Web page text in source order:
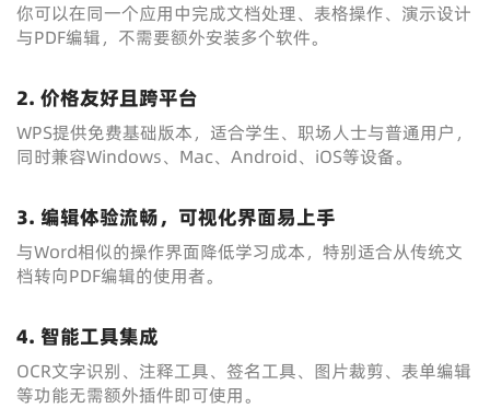
你可以在同一个应用中完成文档处理、表格操作、演示设计
与PDF编辑，不需要额外安装多个软件。
2. 价格友好且跨平台
WPS提供免费基础版本，适合学生、职场人士与普通用户，
同时兼容Windows、Mac、Android、iOS等设备。
3. 编辑体验流畅，可视化界面易上手
与Word相似的操作界面降低学习成本，特别适合从传统文
档转向PDF编辑的使用者。
4. 智能工具集成
OCR文字识别、注释工具、签名工具、图片裁剪、表单编辑
等功能无需额外插件即可使用。